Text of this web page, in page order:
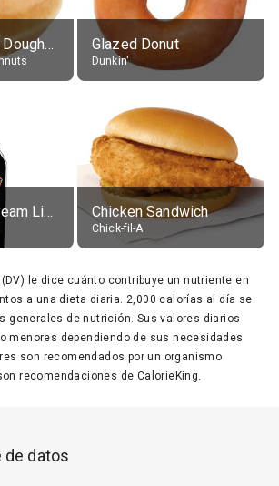
Original Glazed Doughnut Glazed Donut
Dunkin'
Original Irish Cream Liqueur (17% alc.) Chicken Sandwich
Chick-fil-A
(DV) le dice cuánto contribuye un nutriente en
a una dieta diaria. 2,000 calorías al día se
generales de nutrición. Sus valores diarios
menores dependiendo de sus necesidades
son recomendados por un organismo
recomendaciones de CalorieKing.
de datos